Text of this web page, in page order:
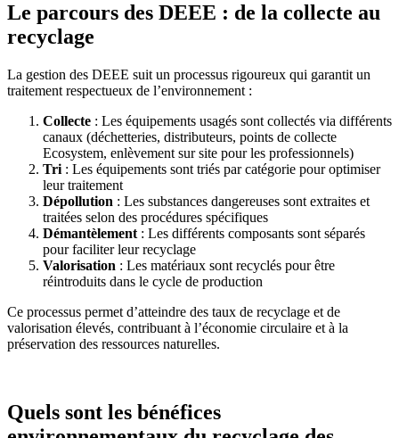
Le parcours des DEEE : de la collecte au
recyclage
La gestion des DEEE suit un processus rigoureux qui garantit un
traitement respectueux de l’environnement :
Collecte : Les équipements usagés sont collectés via différents
canaux (déchetteries, distributeurs, points de collecte
Ecosystem, enlèvement sur site pour les professionnels)
Tri : Les équipements sont triés par catégorie pour optimiser
leur traitement
Dépollution : Les substances dangereuses sont extraites et
traitées selon des procédures spécifiques
Démantèlement : Les différents composants sont séparés
pour faciliter leur recyclage
Valorisation : Les matériaux sont recyclés pour être
réintroduits dans le cycle de production
Ce processus permet d’atteindre des taux de recyclage et de
valorisation élevés, contribuant à l’économie circulaire et à la
préservation des ressources naturelles.
Quels sont les bénéfices